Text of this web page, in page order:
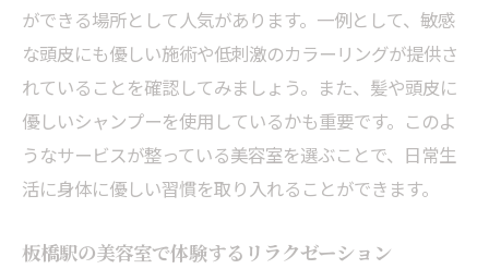
リピーター続出の理由を解説
ストレス発散に最適板橋の美容室で心身リフレ
ッシュ
美容室でのストレス解消法とは
板橋駅で心と体を癒す方法
心身のリフレッシュを図るには
ストレスを忘れる美容室での過ごし方
ができる場所として人気があります。一例として、敏感
な頭皮にも優しい施術や低刺激のカラーリングが提供さ
れていることを確認してみましょう。また、髪や頭皮に
優しいシャンプーを使用しているかも重要です。このよ
うなサービスが整っている美容室を選ぶことで、日常生
活に身体に優しい習慣を取り入れることができます。
板橋駅の美容室で体験するリラクゼーション